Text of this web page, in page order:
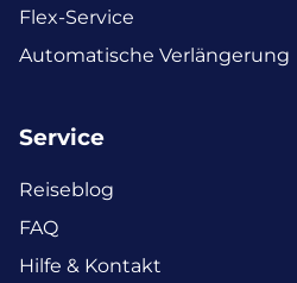
Flex-Service
Automatische Verlängerung
Service
Reiseblog
FAQ
Hilfe & Kontakt